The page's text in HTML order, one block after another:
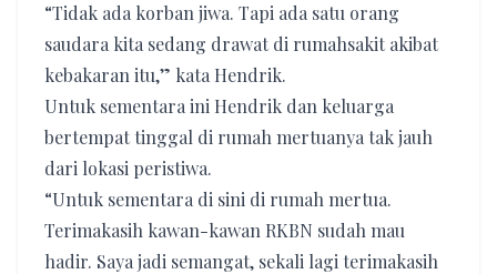
“Tidak ada korban jiwa. Tapi ada satu orang
saudara kita sedang drawat di rumahsakit akibat
kebakaran itu,” kata Hendrik.
Untuk sementara ini Hendrik dan keluarga
bertempat tinggal di rumah mertuanya tak jauh
dari lokasi peristiwa.
“Untuk sementara di sini di rumah mertua.
Terimakasih kawan-kawan RKBN sudah mau
hadir. Saya jadi semangat, sekali lagi terimakasih